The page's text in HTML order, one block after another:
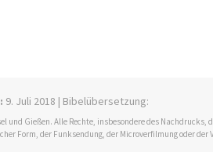
9. Juli 2018 | Bibelübersetzung:
Gießen. Alle Rechte, insbesondere des
Form, der Funksendung, der Microverfilmung oder